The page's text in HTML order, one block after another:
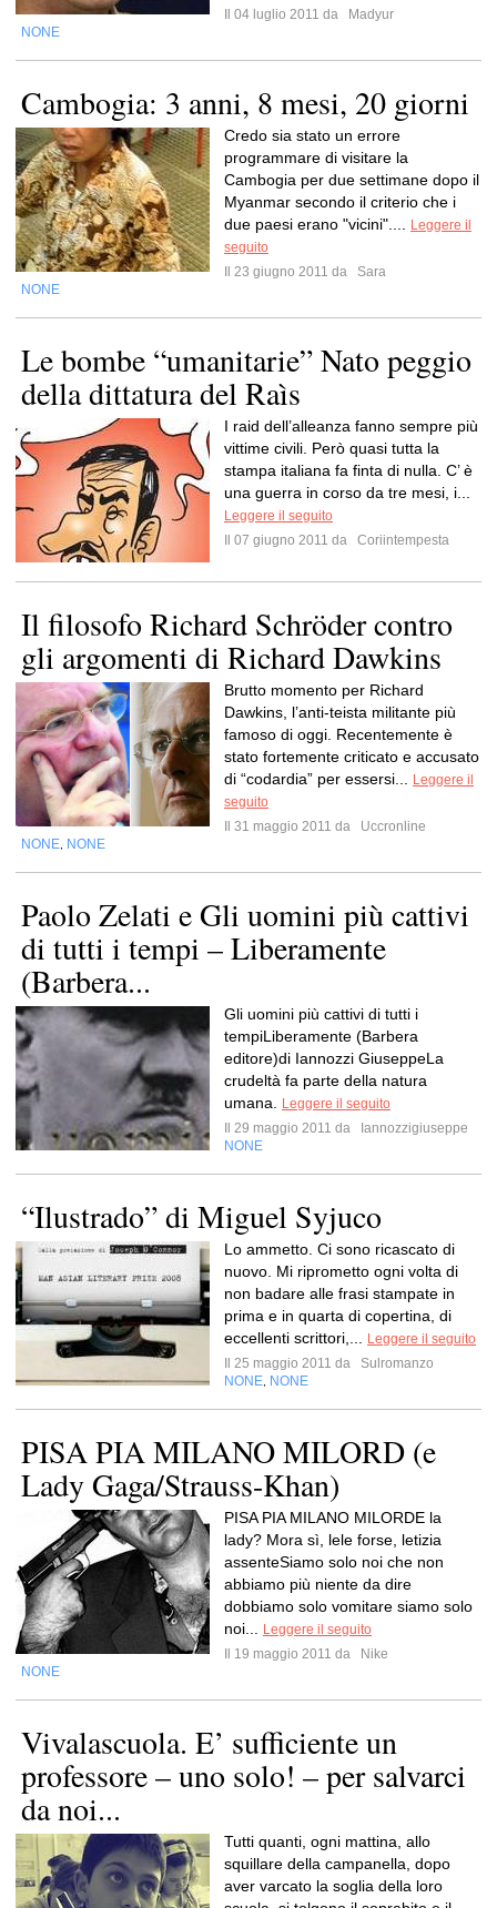
Il 04 luglio 2011 da
Madyur
NONE
Cambogia: 3 anni, 8 mesi, 20 giorni
Credo sia stato un errore
programmare di visitare la
Cambogia per due settimane dopo il
Myanmar secondo il criterio che i
due paesi erano "vicini"....
Leggere il
seguito
Il 23 giugno 2011 da
Sara
NONE
Le bombe “umanitarie” Nato peggio
della dittatura del Raìs
I raid dell’alleanza fanno sempre più
vittime civili. Però quasi tutta la
stampa italiana fa finta di nulla. C’ è
una guerra in corso da tre mesi, i...
Leggere il seguito
Il 07 giugno 2011 da
Coriintempesta
Il filosofo Richard Schröder contro
gli argomenti di Richard Dawkins
Brutto momento per Richard
Dawkins, l’anti-teista militante più
famoso di oggi. Recentemente è
stato fortemente criticato e accusato
di “codardia” per essersi...
Leggere il
seguito
Il 31 maggio 2011 da
Uccronline
NONE NONE
Paolo Zelati e Gli uomini più cattivi
di tutti i tempi – Liberamente
(Barbera...
Gli uomini più cattivi di tutti i
tempiLiberamente (Barbera
editore)di Iannozzi GiuseppeLa
crudeltà fa parte della natura
umana.
Leggere il seguito
Il 29 maggio 2011 da
Iannozzigiuseppe
NONE
“Ilustrado” di Miguel Syjuco
Lo ammetto. Ci sono ricascato di
nuovo. Mi riprometto ogni volta di
non badare alle frasi stampate in
prima e in quarta di copertina, di
eccellenti scrittori,...
Leggere il seguito
Il 25 maggio 2011 da
Sulromanzo
NONE NONE
PISA PIA MILANO MILORD (e
Lady Gaga/Strauss-Khan)
PISA PIA MILANO MILORDE la
lady? Mora sì, lele forse, letizia
assenteSiamo solo noi che non
abbiamo più niente da dire
dobbiamo solo vomitare siamo solo
noi...
Leggere il seguito
Il 19 maggio 2011 da
Nike
NONE
Vivalascuola. E’ sufficiente un
professore – uno solo! – per salvarci
da noi...
Tutti quanti, ogni mattina, allo
squillare della campanella, dopo
aver varcato la soglia della loro